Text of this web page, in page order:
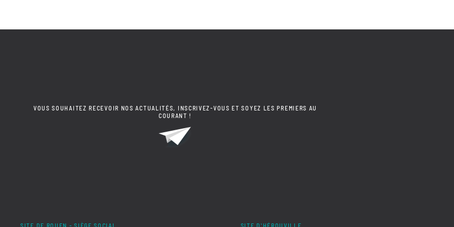
VOUS SOUHAITEZ RECEVOIR NOS ACTUALITÉS, INSCRIVEZ-VOUS ET SOYEZ LES PREMIERS AU
COURANT !
SITE DE ROUEN - SIÈGE SOCIAL SITE D'HÉROUVILLE